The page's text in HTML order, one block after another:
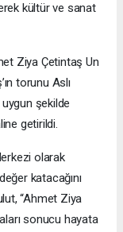
kültür ve sanat
Ziya Çetintaş Un
torunu Aslı
şekilde
getirildi.
olarak
katacağını
“Ahmet Ziya
sonucu hayata